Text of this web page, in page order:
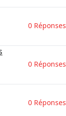
0 Réponses
0 Réponses
0 Réponses